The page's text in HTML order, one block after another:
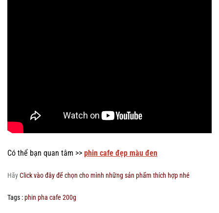
Có thể bạn quan tâm >> phin cafe đẹp màu đen
HãyClick vào đây để chọn cho mình những sản phẩm thích hợp nhé
Tags :phin pha cafe 200g